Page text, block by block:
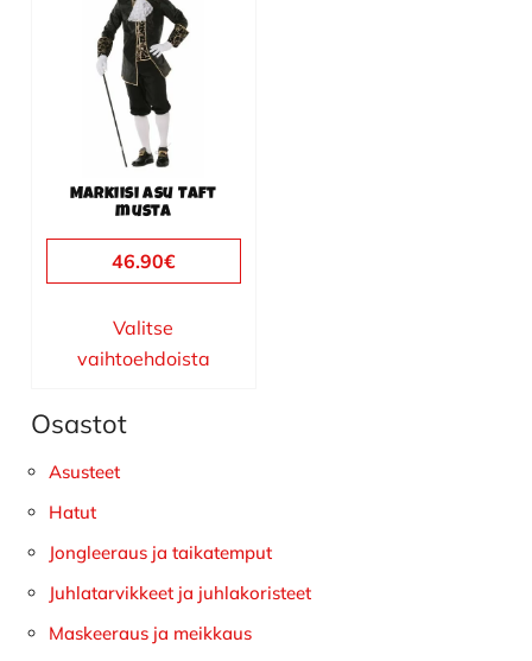
Markiisi asu Taft
musta
46.90€
Valitse
vaihtoehdoista
useampi
muunnelma.
tuotteen
sivulla.
Ensisijainen
sivupalkki
Osastot
Asusteet
Hatut
Jongleeraus ja taikatemput
Juhlatarvikkeet ja juhlakoristeet
Maskeeraus ja meikkaus